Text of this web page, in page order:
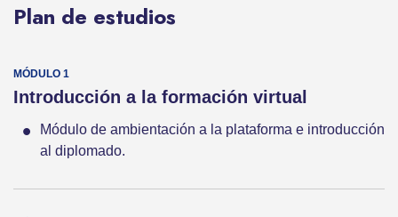
Plan de estudios
Introducción a la formación virtual
Módulo de ambientación a la plataforma e introducción
al diplomado.